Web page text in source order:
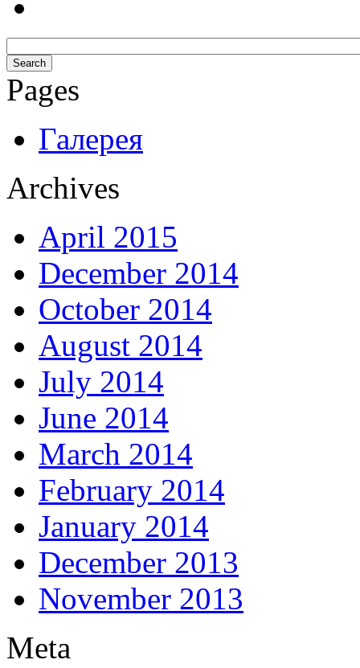
Pages
Галерея
Archives
April 2015
December 2014
October 2014
August 2014
July 2014
June 2014
March 2014
February 2014
January 2014
December 2013
November 2013
Meta